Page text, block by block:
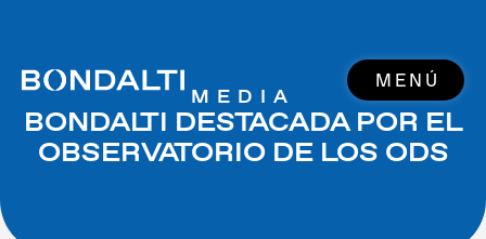
MENÚ
MEDIA
BONDALTI DESTACADA POR EL
OBSERVATORIO DE LOS ODS